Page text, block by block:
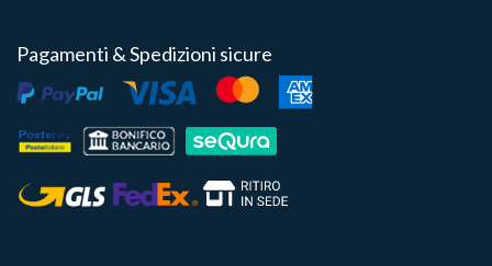
Pagamenti & Spedizioni sicure